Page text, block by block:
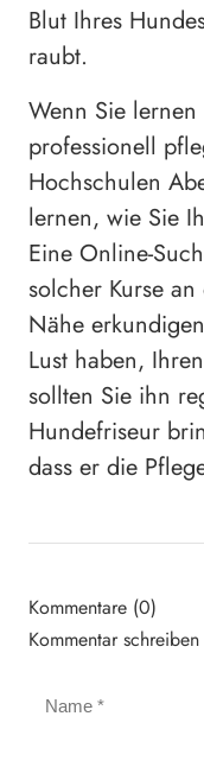
Blut Ihres
raubt.
Wenn Sie
professionell
Hochschulen
lernen, wie Sie
Eine Online-
solcher Kurse
Nähe
Lust haben,
sollten Sie ihn
Hundefriseur
dass er die
Kommentare (0)
Kommentar schreiben